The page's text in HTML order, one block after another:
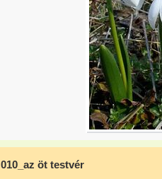
010_az öt testvér